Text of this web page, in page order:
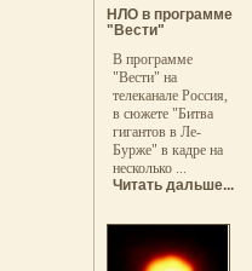
НЛО в программе
"Вести"
В программе
"Вести" на
телеканале Россия,
в сюжете "Битва
гигантов в Ле-
Бурже" в кадре на
несколько ...
Читать дальше...